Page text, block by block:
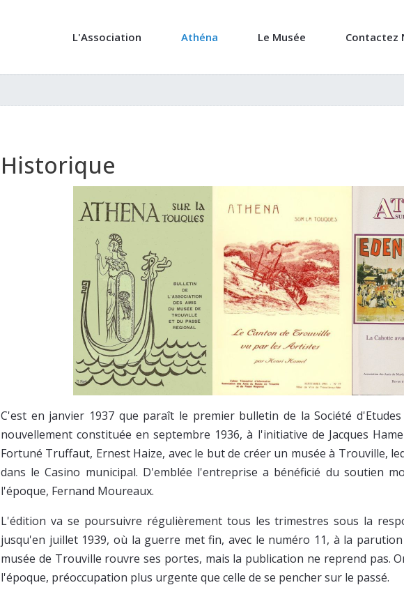
L'Association Athéna Le Musée Contactez
Historique
C'est en janvier 1937 que paraît le premier bulletin de la Société
nouvellement constituée en septembre 1936, à l'initiative de Jacques
Fortuné Truffaut, Ernest Haize, avec le but de créer un musée à Trouville,
dans le Casino municipal. D'emblée l'entreprise a bénéficié du soutien
l'époque, Fernand Moureaux.
L'édition va se poursuivre régulièrement tous les trimestres sous la
jusqu'en juillet 1939, où la guerre met fin, avec le numéro 11, à la
musée de Trouville rouvre ses portes, mais la publication ne reprend pas.
l'époque, préoccupation plus urgente que celle de se pencher sur le passé.